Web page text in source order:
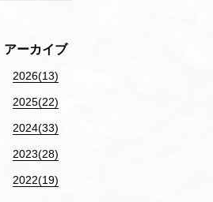
アーカイブ
2026(13)
2025(22)
2024(33)
2023(28)
2022(19)